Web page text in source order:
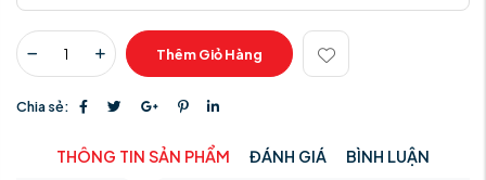
Thêm Giỏ Hàng
Chia sẻ:
THÔNG TIN SẢN PHẨM ĐÁNH GIÁ BÌNH LUẬN